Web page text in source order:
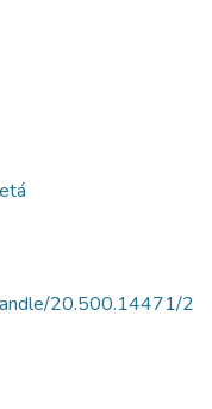
20.500.14471/2